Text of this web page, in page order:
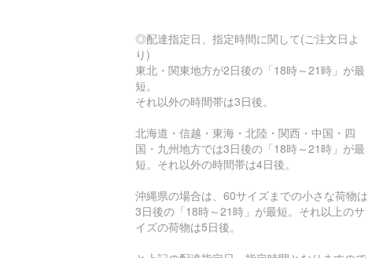
◎配達指定日、指定時間に関して(ご注文日よ
り)
東北・関東地方が2日後の「18時～21時」が最
短。
それ以外の時間帯は3日後。
北海道・信越・東海・北陸・関西・中国・四
国・九州地方では3日後の「18時～21時」が最
短。それ以外の時間帯は4日後。
沖縄県の場合は、60サイズまでの小さな荷物は
3日後の「18時～21時」が最短。それ以上のサ
イズの荷物は5日後。